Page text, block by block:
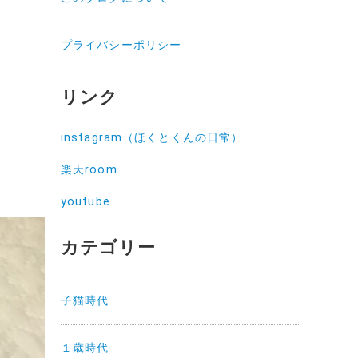
プライバシーポリシー
リンク
instagram（ほくとくんの日常）
楽天room
youtube
カテゴリー
子猫時代
１歳時代